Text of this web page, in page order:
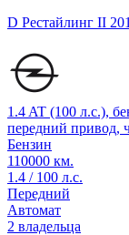
D Рестайлинг II
1.4 AT (100 л.с.),
передний привод,
Бензин
110000 км.
1.4 / 100 л.с.
Передний
Автомат
2 владельца